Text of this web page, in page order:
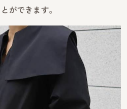
ができます。